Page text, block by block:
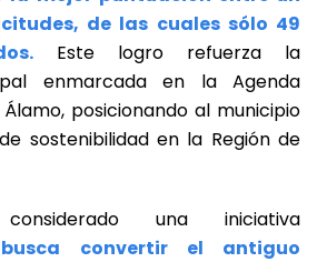
de las cuales sólo 49
Este logro refuerza la
enmarcada en la Agenda
posicionando al municipio
sostenibilidad en la Región de
una iniciativa
busca convertir el antiguo